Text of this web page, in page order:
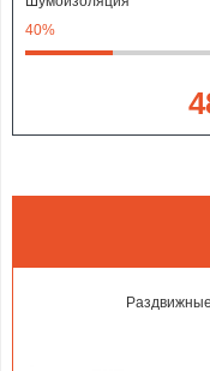
40%